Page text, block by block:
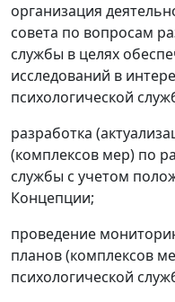
организация
совета по вопросам
службы в целях
исследований в
психологической
разработка
(комплексов мер) по
службы с учетом
Концепции;
проведение
планов (комплексов
психологической